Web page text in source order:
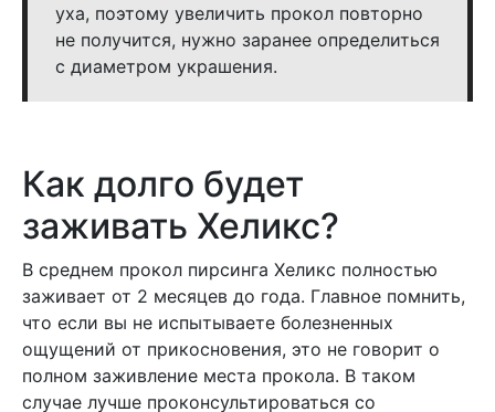
уха, поэтому увеличить прокол повторно
не получится, нужно заранее определиться
с диаметром украшения.
Как долго будет
заживать Хеликс?
В среднем прокол пирсинга Хеликс полностью
заживает от 2 месяцев до года. Главное помнить,
что если вы не испытываете болезненных
ощущений от прикосновения, это не говорит о
полном заживление места прокола. В таком
случае лучше проконсультироваться со